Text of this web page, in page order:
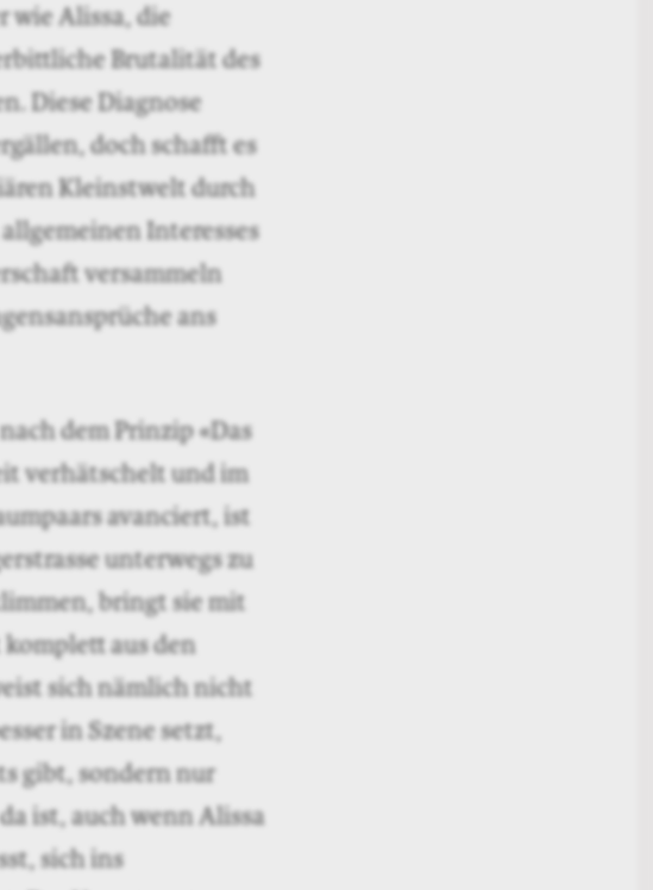
wie Alissa, die
Brutalität des
Diese Diagnose
doch schafft es
Kleinstwelt durch
Interesses
versammeln
ans
dem Prinzip «Das
verhätschelt und im
avanciert, ist
unterwegs zu
bringt sie mit
aus den
sich nämlich nicht
in Szene setzt,
gibt, sondern nur
ist, auch wenn Alissa
sich ins